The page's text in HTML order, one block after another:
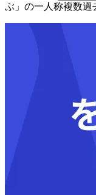
ぶ」の一人称複数過